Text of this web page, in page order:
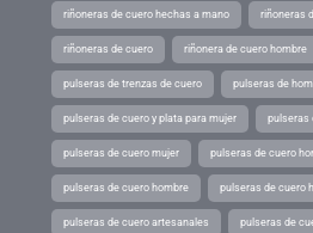
riñoneras de cuero hechas a mano riñoneras
riñoneras de cuero riñonera de cuero hombre
pulseras de trenzas de cuero pulseras de
pulseras de cuero y plata para mujer pulseras
pulseras de cuero mujer pulseras de cuero
pulseras de cuero hombre pulseras de cuero
pulseras de cuero artesanales pulseras de